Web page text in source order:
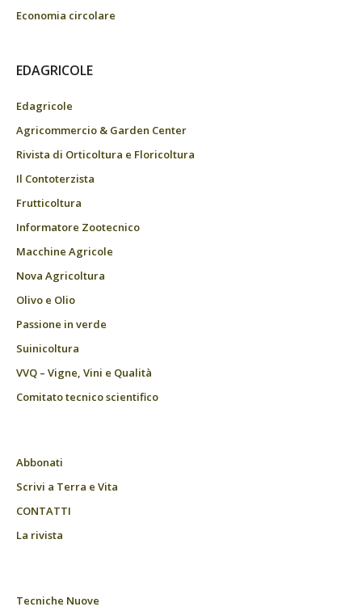
Economia circolare
EDAGRICOLE
Edagricole
Agricommercio & Garden Center
Rivista di Orticoltura e Floricoltura
Il Contoterzista
Frutticoltura
Informatore Zootecnico
Macchine Agricole
Nova Agricoltura
Olivo e Olio
Passione in verde
Suinicoltura
VVQ – Vigne, Vini e Qualità
Comitato tecnico scientifico
Abbonati
Scrivi a Terra e Vita
CONTATTI
La rivista
Tecniche Nuove